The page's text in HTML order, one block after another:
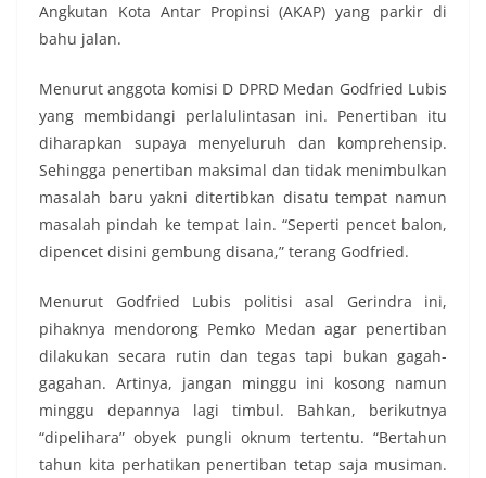
Angkutan Kota Antar Propinsi (AKAP) yang parkir di
bahu jalan.
Menurut anggota komisi D DPRD Medan Godfried Lubis
yang membidangi perlalulintasan ini. Penertiban itu
diharapkan supaya menyeluruh dan komprehensip.
Sehingga penertiban maksimal dan tidak menimbulkan
masalah baru yakni ditertibkan disatu tempat namun
masalah pindah ke tempat lain. “Seperti pencet balon,
dipencet disini gembung disana,” terang Godfried.
Menurut Godfried Lubis politisi asal Gerindra ini,
pihaknya mendorong Pemko Medan agar penertiban
dilakukan secara rutin dan tegas tapi bukan gagah-
gagahan. Artinya, jangan minggu ini kosong namun
minggu depannya lagi timbul. Bahkan, berikutnya
“dipelihara” obyek pungli oknum tertentu. “Bertahun
tahun kita perhatikan penertiban tetap saja musiman.